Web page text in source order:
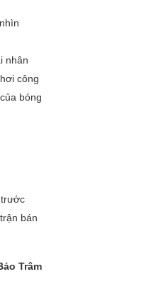
nhân
công
bóng
trước
bán
Trâm